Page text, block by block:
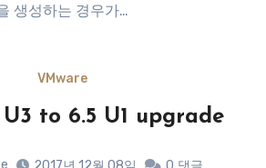
생성하는 경우가…
VMware
U3 to 6.5 U1 upgrade